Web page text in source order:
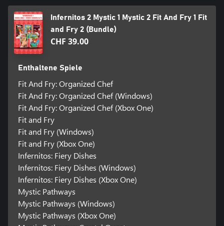
Infernitos 2 Mystic 1 Mystic 2 Fit And Fry 1 Fit
and Fry 2 (Bundle)
CHF 39.00
Enthaltene Spiele
Fit And Fry: Organized Chef
Fit And Fry: Organized Chef (Windows)
Fit And Fry: Organized Chef (Xbox One)
Fit and Fry
Fit and Fry (Windows)
Fit and Fry (Xbox One)
Infernitos: Fiery Dishes
Infernitos: Fiery Dishes (Windows)
Infernitos: Fiery Dishes (Xbox One)
Mystic Pathways
Mystic Pathways (Windows)
Mystic Pathways (Xbox One)